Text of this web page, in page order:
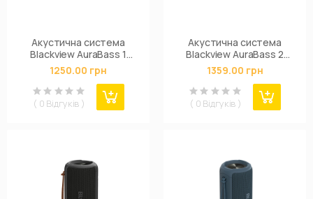
Акустична система
Blackview AuraBass 1
Black (6931548325680)
1250.00 грн
( 0 Відгуків )
Акустична система
Blackview AuraBass 2
Black (6931548325284)
1359.00 грн
( 0 Відгуків )